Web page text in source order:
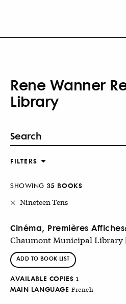
Rene Wanner
Library
FILTERS
SHOWING 35 BOOKS
Nineteen Tens
Cinéma, Premières
Chaumont Municipal Library |
ADD TO BOOK LIST
AVAILABLE COPIES 1
MAIN LANGUAGE French